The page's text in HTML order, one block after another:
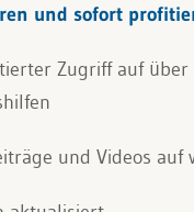
und sofort
Zugriff auf über
und Videos auf